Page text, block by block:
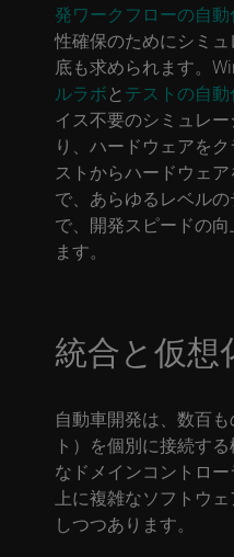
発ワークフローの自動
性確保のためにシミ
底も求められます。
ルラボと テストの自動
イス不要のシミュレ
り、ハードウェアを
ストからハードウェ
で、あらゆるレベル
で、開発スピードの
ます。
統合と仮想
自動車開発は、数百
ト）を個別に接続す
なドメインコントロ
上に複雑なソフトウ
しつつあります。